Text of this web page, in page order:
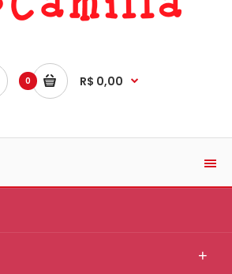
0 R$ 0,00